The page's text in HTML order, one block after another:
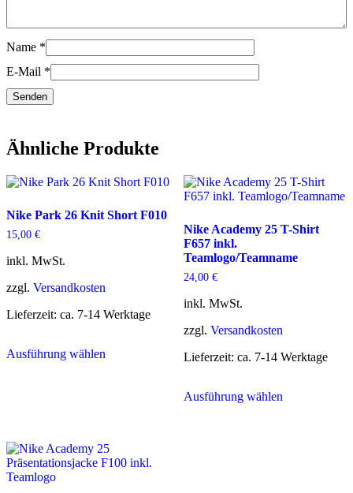
Name *
E-Mail *
Ähnliche Produkte
Nike Park 26 Knit Short F010
15,00 €
inkl. MwSt.
zzgl. Versandkosten
Lieferzeit: ca. 7-14 Werktage
Ausführung wählenProdukt
können
auf
Nike Academy 25 T-Shirt
F657 inkl.
Teamlogo/Teamname
24,00 €
inkl. MwSt.
zzgl. Versandkosten
Lieferzeit: ca. 7-14 Werktage
Ausführung wählenProdukt